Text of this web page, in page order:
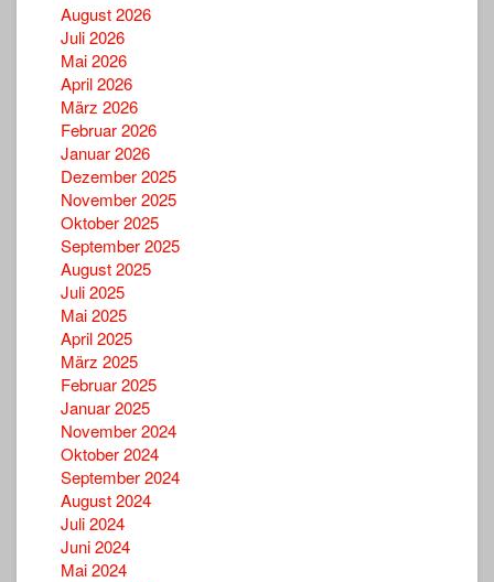
August 2026
Juli 2026
Mai 2026
April 2026
März 2026
Februar 2026
Januar 2026
Dezember 2025
November 2025
Oktober 2025
September 2025
August 2025
Juli 2025
Mai 2025
April 2025
März 2025
Februar 2025
Januar 2025
November 2024
Oktober 2024
September 2024
August 2024
Juli 2024
Juni 2024
Mai 2024